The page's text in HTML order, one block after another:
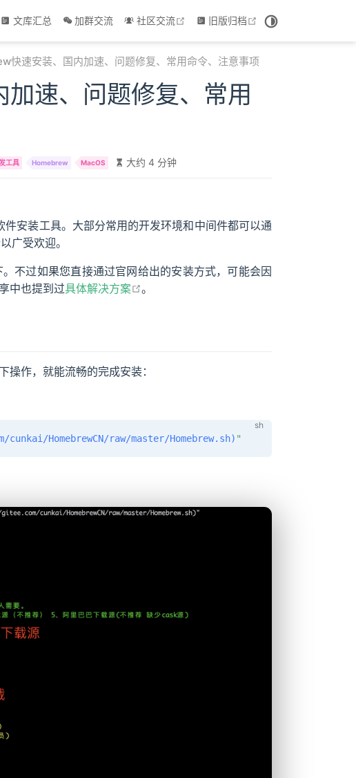
in new window
文库汇总 加群交流 社区交流 open in new window
旧版归档 open in new window
快速安装、国内加速、问题修复、常用命令、注意事项
加速、问题修复、常用
工具 Homebrew MacOS 大约 4 分钟
安装工具。大部分常用的开发环境和中间件都可以通
广受欢迎。
不过如果您直接通过官网给出的安装方式，可能会因
中也提到过具体解决方案 open in new window
。
作，就能流畅的完成安装：
HomebrewCN/raw/master/Homebrew.sh) "